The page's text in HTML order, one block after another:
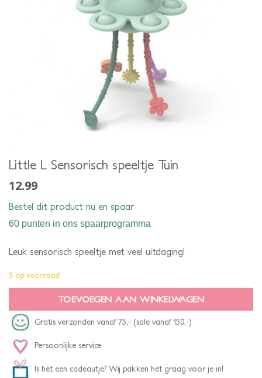
Little L Sensorisch speeltje Tuin
12.99
Bestel dit product nu en spaar
60 punten in ons spaarprogramma
Leuk sensorisch speeltje met veel uitdaging!
5 op voorraad
TOEVOEGEN AAN WINKELWAGEN
Gratis verzonden vanaf 75,- (sale vanaf 150,-)
Persoonlijke service
Is het een cadeautje? Wij pakken het graag voor je in!